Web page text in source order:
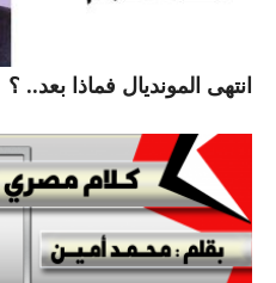
انتهى المونديال فماذا بعد.. ؟